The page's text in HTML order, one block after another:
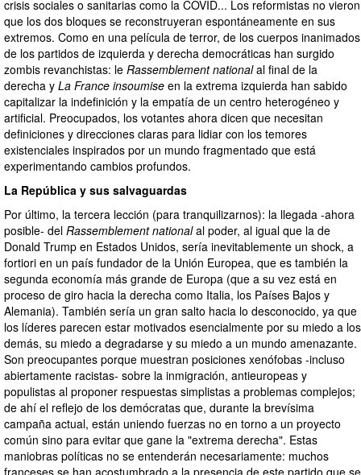
crisis sociales o sanitarias como la COVID... Los reformistas no vieron
que los dos bloques se reconstruyeran espontáneamente en sus
extremos. Como en una película de terror, de los cuerpos inanimados
de los partidos de izquierda y derecha democráticas han surgido
zombis revanchistas: le Rassemblement nationalal final de la
derecha y La France insoumise en la extrema izquierda han sabido
capitalizar la indefinición y la empatía de un centro heterogéneo y
artificial. Preocupados, los votantes ahora dicen que necesitan
definiciones y direcciones claras para lidiar con los temores
existenciales inspirados por un mundo fragmentado que está
experimentando cambios profundos.
La República y sus salvaguardas
Por último, la tercera lección (para tranquilizarnos): la llegada -ahora
posible- del Rassemblement nationalal poder, al igual que la de
Donald Trump en Estados Unidos, sería inevitablemente un shock, a
fortiori en un país fundador de la Unión Europea, que es también la
segunda economía más grande de Europa (que a su vez está en
proceso de giro hacia la derecha como Italia, los Países Bajos y
Alemania). También sería un gran salto hacia lo desconocido, ya que
los líderes parecen estar motivados esencialmente por su miedo a los
demás, su miedo a degradarse y su miedo a un mundo amenazante.
Son preocupantes porque muestran posiciones xenófobas -incluso
abiertamente racistas- sobre la inmigración, antieuropeas y
populistas al proponer respuestas simplistas a problemas complejos;
de ahí el reflejo de los demócratas que, durante la brevísima
campaña actual, están uniendo fuerzas no en torno a un proyecto
común sino para evitar que gane la "extrema derecha". Estas
maniobras políticas no se entenderán necesariamente: muchos
franceses se han acostumbrado a la presencia de este partido que se